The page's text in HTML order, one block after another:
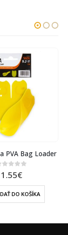
PVA Bag Loader
out of 5
1.55€
DO KOŠÍKA